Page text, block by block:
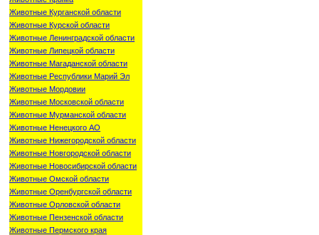
Животные Курганской области
Животные Курской области
Животные Ленинградской области
Животные Липецкой области
Животные Магаданской области
Животные Республики Марий Эл
Животные Мордовии
Животные Московской области
Животные Мурманской области
Животные Ненецкого АО
Животные Нижегородской области
Животные Новгородской области
Животные Новосибирской области
Животные Омской области
Животные Оренбургской области
Животные Орловской области
Животные Пензенской области
Животные Пермского края